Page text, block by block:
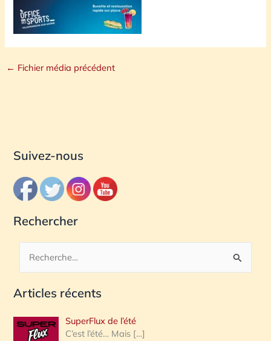
← Fichier média précédent
Suivez-nous
Rechercher
c
e
Articles récents
SuperFlux de l’été
C’est l’été… Mais […]